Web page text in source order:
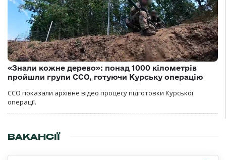
«Знали кожне дерево»: понад 1000 кілометрів
пройшли групи ССО, готуючи Курську операцію
ССО показали архівне відео процесу підготовки Курської
операції.
ВАКАНСІЇ